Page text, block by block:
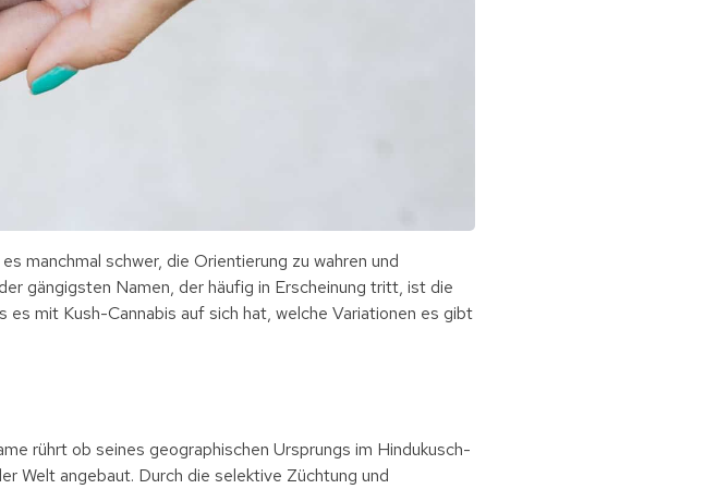
manchmal schwer, die Orientierung zu wahren und
gängigsten Namen, der häufig in Erscheinung tritt, ist die
es mit Kush-Cannabis auf sich hat, welche Variationen es gibt
rührt ob seines geographischen Ursprungs im Hindukusch-
Welt angebaut. Durch die selektive Züchtung und